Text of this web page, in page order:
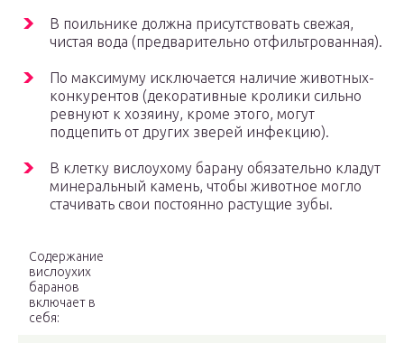
В поильнике должна присутствовать свежая,
чистая вода (предварительно отфильтрованная).
По максимуму исключается наличие животных-
конкурентов (декоративные кролики сильно
ревнуют к хозяину, кроме этого, могут
подцепить от других зверей инфекцию).
В клетку вислоухому барану обязательно кладут
минеральный камень, чтобы животное могло
стачивать свои постоянно растущие зубы.
Содержание
вислоухих
баранов
включает в
себя: